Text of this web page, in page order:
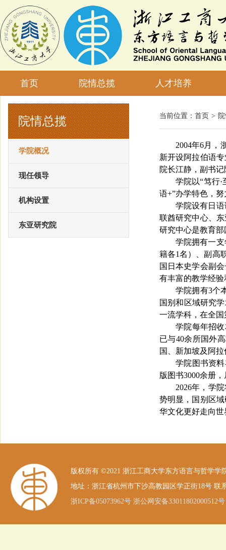
首页 院情总揽 人才培养
院情总揽
学院概况
现任领导
机构设置
东亚研究院
当前位置： 首页 >
2004年6月，
新开设阿拉伯语
院长江静，副书
学院以“笃行·
语+”办学特色，
学院设有日
联酋研究中心、
研究中心是教育
学院拥有一
籍各1名）、副高
国日本史学会副
有丰富的教学经
学院拥有3个
国别和区域研究
一流学科，在全
学院每年招
已与40余所国外
国、新加坡及阿
学院图书资
版图书3000余册，
2026年， 学
势明显，国别区
华文化更好走向
版权所有 ©2021 浙江工商大学东方语言与哲学学
地址：浙江省杭州市下沙高教园区学正街18号 联
浙ICP备05073962号 浙公网安备33011802000512号